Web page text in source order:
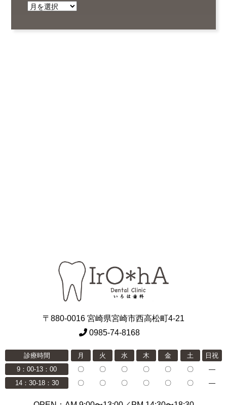
〒880-0016 宮崎県宮崎市西高松町4-21
0985-74-8168
診療時間 月 火 水 木 金 土
日祝
9：00-13：00
〇 〇 〇 〇 〇 〇
―
14：30-18：30
〇 〇 〇 〇 〇 〇 ―